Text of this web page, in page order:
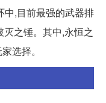
中,目前最强的武器排
之锤。其中,永恒之
选择。